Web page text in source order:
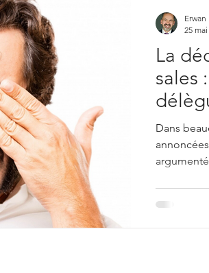
Development
de projet
La
sales
Dans
était
25 mai